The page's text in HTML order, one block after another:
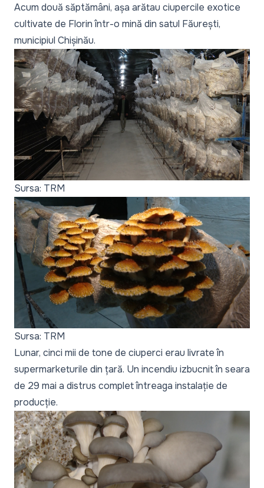
Acum două săptămâni, așa arătau ciupercile exotice
cultivate de Florin într-o mină din satul Făurești,
municipiul Chișinău.
Sursa: TRM
Sursa: TRM
Lunar, cinci mii de tone de ciuperci erau livrate în
supermarketurile din țară. Un incendiu izbucnit în seara
de 29 mai a distrus complet întreaga instalație de
producție.